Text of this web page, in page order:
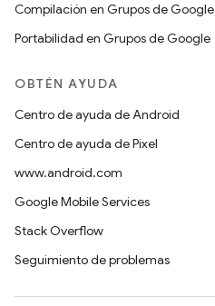
Compilación en Grupos de Google
Portabilidad en Grupos de Google
OBTÉN AYUDA
Centro de ayuda de Android
Centro de ayuda de Pixel
www.android.com
Google Mobile Services
Stack Overflow
Seguimiento de problemas